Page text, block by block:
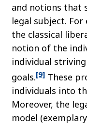
and notions that
legal subject.
the classical
notion of the
individual
goals.[9] These
individuals into
Moreover, the
model